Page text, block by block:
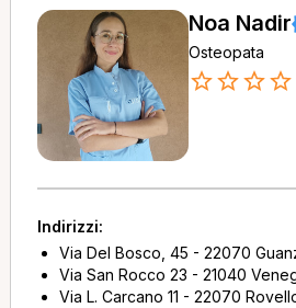
Noa Nadir
Osteopata
Indirizzi:
Via Del Bosco, 45 - 22070
Via San Rocco 23 - 21040
Via L. Carcano 11 - 22070